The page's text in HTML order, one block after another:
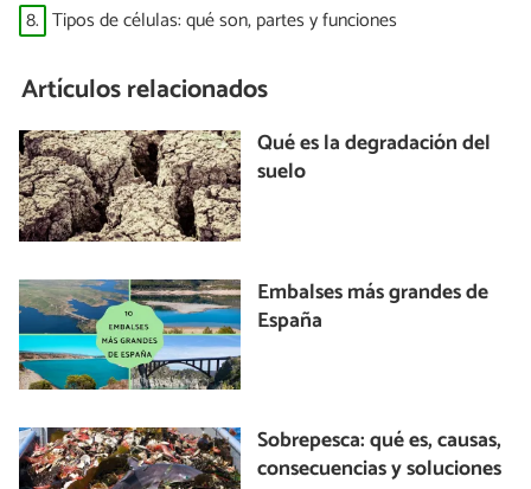
8. Tipos de células: qué son, partes y funciones
Artículos relacionados
Qué es la degradación del
suelo
Embalses más grandes de
España
Sobrepesca: qué es, causas,
consecuencias y soluciones